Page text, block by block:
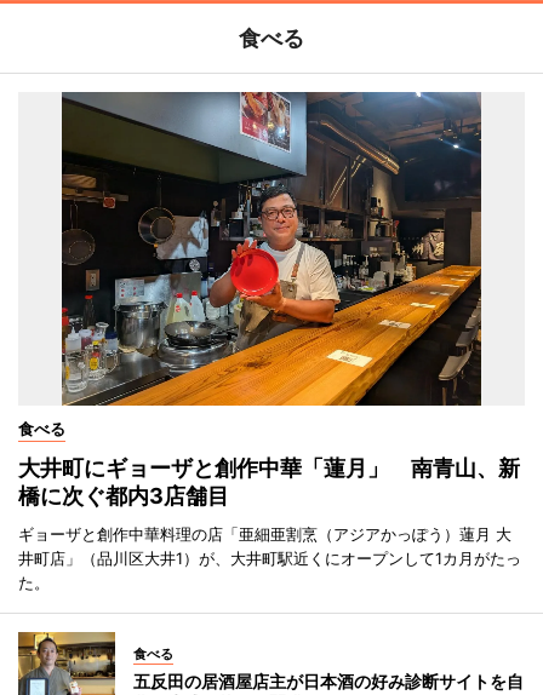
食べる
食べる
大井町にギョーザと創作中華「蓮月」 南青山、新
橋に次ぐ都内3店舗目
ギョーザと創作中華料理の店「亜細亜割烹（アジアかっぽう）蓮月 大
井町店」（品川区大井1）が、大井町駅近くにオープンして1カ月がたっ
た。
食べる
五反田の居酒屋店主が日本酒の好み診断サイトを自